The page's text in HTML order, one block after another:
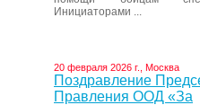
Инициаторами ...
20 февраля 2026 г., Москва
Поздравление
Правления ООД «За